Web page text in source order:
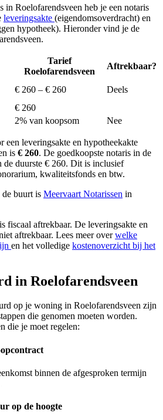
in Roelofarendsveen heb je een notaris
leveringsakte (eigendomsoverdracht) en
hypotheek). Hieronder vind je de
Tarief
Roelofarendsveen
Aftrekbaar?
€ 260 – € 260
Deels
€ 260
2% van koopsom Nee
een leveringsakte en hypotheekakte
is € 260. De goedkoopste notaris in de
de duurste € 260. Dit is inclusief
kwaliteitsfonds en btw.
buurt is Meervaart Notarissen in
is fiscaal aftrekbaar. De leveringsakte en
aftrekbaar. Lees meer overwelke
en het volledige kostenoverzicht bij het
in Roelofarendsveen
op je woning in Roelofarendsveen zijn
die genomen moeten worden.
die je moet regelen:
binnen de afgesproken termijn
op de hoogte